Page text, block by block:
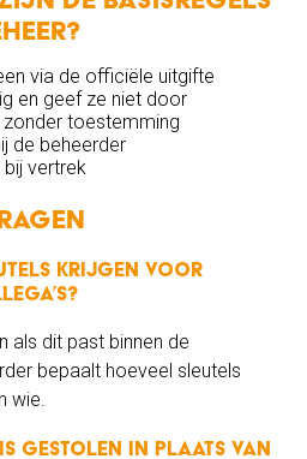
via de officiële uitgifte
en geef ze niet door
toestemming
de beheerder
bij vertrek
krijgen voor
als dit past binnen de
bepaalt hoeveel sleutels
wie.
gestolen in plaats van